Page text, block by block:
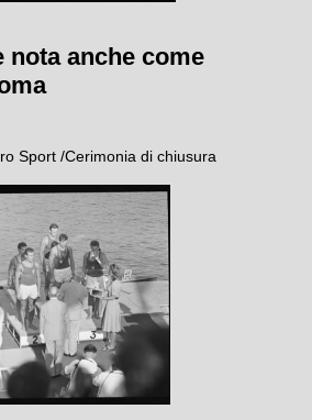
nota anche come
Sport /Cerimonia di chiusura